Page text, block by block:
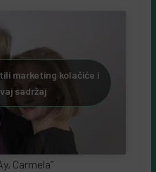
marketing kolačiće i
sadržaj
Carmela”